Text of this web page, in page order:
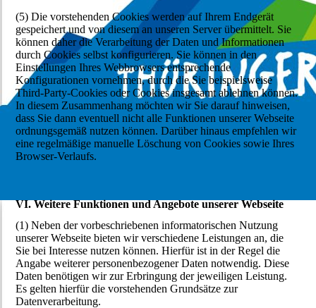
(5) Die vorstehenden Cookies werden auf Ihrem Endgerät
gespeichert und von diesem an unseren Server übermittelt. Sie
können daher die Verarbeitung der Daten und Informationen
durch Cookies selbst konfigurieren. Sie können in den
Einstellungen Ihres Webbrowsers entsprechende
Konfigurationen vornehmen, durch die Sie beispielsweise
Third-Party-Cookies oder Cookies insgesamt ablehnen können.
In diesem Zusammenhang möchten wir Sie darauf hinweisen,
dass Sie dann eventuell nicht alle Funktionen unserer Webseite
ordnungsgemäß nutzen können. Darüber hinaus empfehlen wir
eine regelmäßige manuelle Löschung von Cookies sowie Ihres
Browser-Verlaufs.
VI. Weitere Funktionen und Angebote unserer Webseite
(1) Neben der vorbeschriebenen informatorischen Nutzung
unserer Webseite bieten wir verschiedene Leistungen an, die
Sie bei Interesse nutzen können. Hierfür ist in der Regel die
Angabe weiterer personenbezogener Daten notwendig. Diese
Daten benötigen wir zur Erbringung der jeweiligen Leistung.
Es gelten hierfür die vorstehenden Grundsätze zur
Datenverarbeitung.